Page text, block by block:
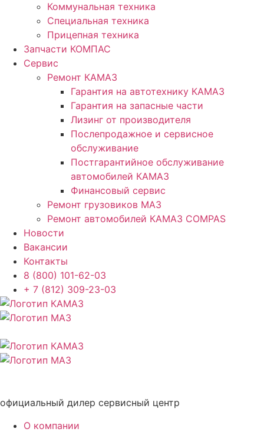
Коммунальная техника
Специальная техника
Прицепная техника
Запчасти КОМПАС
Сервис
Ремонт КАМАЗ
Гарантия на автотехнику КАМАЗ
Гарантия на запасные части
Лизинг от производителя
Послепродажное и сервисное
обслуживание
Постгарантийное обслуживание
автомобилей КАМАЗ
Финансовый сервис
Ремонт грузовиков МАЗ
Ремонт автомобилей КАМАЗ COMPAS
Новости
Вакансии
Контакты
8 (800) 101-62-03
+ 7 (812) 309-23-03
официальный дилер сервисный центр
О компании